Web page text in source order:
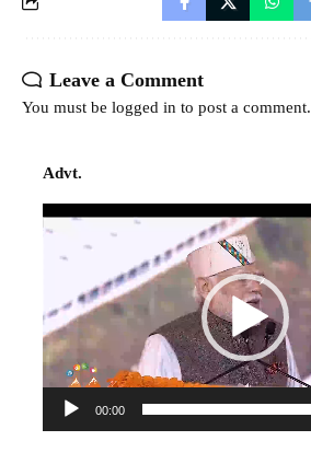
Leave a Comment
You must be logged in to post a comment.
Advt.
Video
00:00